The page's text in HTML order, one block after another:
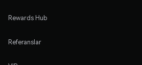
Rewards Hub
Referanslar